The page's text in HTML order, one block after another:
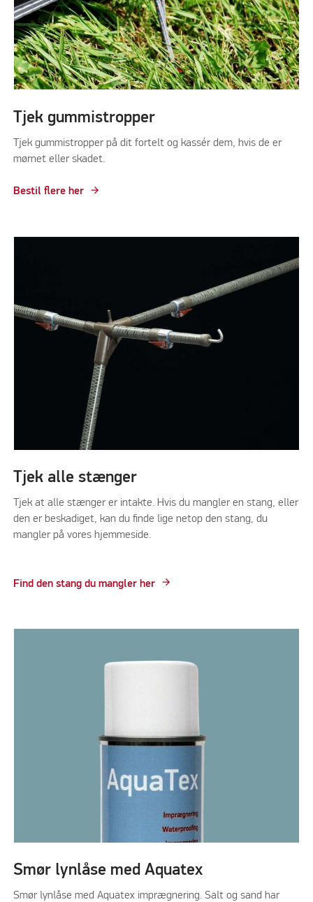
Tjek gummistropper
Tjek gummistropper på dit fortelt og kassér dem, hvis de er
mørnet eller skadet.
Bestil flere her
Tjek alle stænger
Tjek at alle stænger er intakte. Hvis du mangler en stang, eller
den er beskadiget, kan du finde lige netop den stang, du
mangler på vores hjemmeside.
Find den stang du mangler her
Smør lynlåse med Aquatex
Smør lynlåse med Aquatex imprægnering. Salt og sand har